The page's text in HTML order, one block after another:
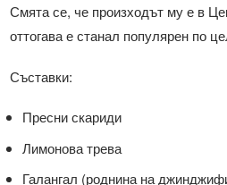
Смята се, че произходът му е в
оттогава е станал популярен по
Съставки:
Пресни скариди
Лимонова трева
Галангал (роднина на